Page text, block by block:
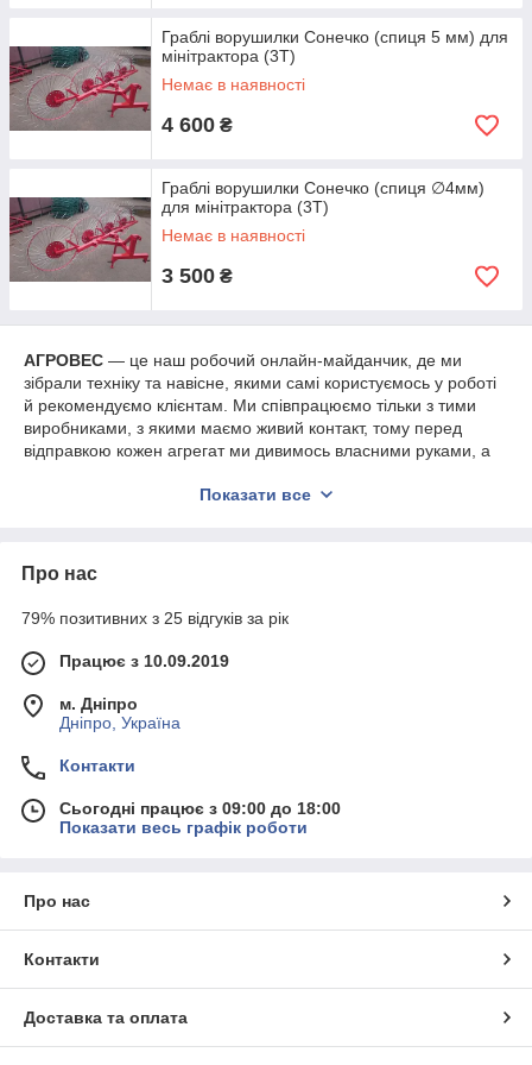
залишати пропуски.
Що в підсумку
Граблі-ворошки для трактора беруть тоді, коли після косіння
без зайвої ручної роботи. Для більшості господарств це
практичний сезонний агрегат, який реально прискорює
заготівлю сіна і робить подальше збирання простішим. При
виборі тут у першу чергу дивляться на тип конструкції,
потужність трактора, ширину захвату і реальні умови роботи
Граблі ворушилки Сонечко (спиця 5 мм) для
мінітрактора (3Т)
Немає в наявності
4 600 ₴
Граблі ворушилки Сонечко (спиця ∅4мм)
для мінітрактора (3Т)
Немає в наявності
3 500 ₴
АГРОВЕС — це наш робочий онлайн-майданчик, де ми
зібрали техніку та навісне, якими самі користуємось у роботі
й рекомендуємо клієнтам. Ми співпрацюємо тільки з тими
виробниками, з якими маємо живий контакт, тому перед
відправкою кожен агрегат ми дивимось власними руками, а
Відправляємо по всій Україні (окрім тимчасово окупованих
лише потім розраховуєтесь. Оплата за доставку — окремо,
Важливо!Інформація на цьому сайті не є публічною
офертою, а наведена виключно для ознайомлення з
товарними позиціями. Асортимент, ціна, комплектація та
технічні параметри можуть бути змінені виробником.
Остаточну інформацію підтверджуйте під час оформлення
Показати все
Про нас
79% позитивних з 25 відгуків за рік
Працює з 10.09.2019
м. Дніпро
Дніпро, Україна
Контакти
Сьогодні працює з 09:00 до 18:00
Показати весь графік роботи
Про нас
Контакти
Доставка та оплата